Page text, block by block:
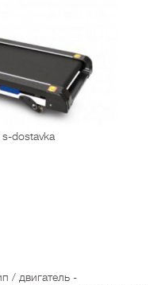
dostavka
двигатель -